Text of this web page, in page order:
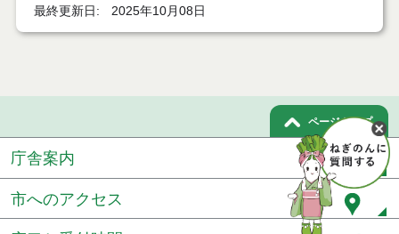
最終更新日
2025年10月08日
ページトップ
庁舎案内
市へのアクセス